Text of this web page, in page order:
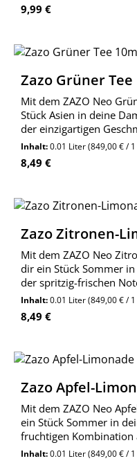
Regulärer Preis:
9,99 €
Zazo Grüner
Mit dem ZAZO Neo
Stück Asien in deine
der einzigartigen
ein unvergessliches
Inhalt:0.01 Liter(849,00 € /
Regulärer Preis:
8,49 €
Zazo Zitronen-
Mit dem ZAZO Neo
dir ein Stück Sommer
der spritzig-frischen
Zug.
Inhalt:0.01 Liter(849,00 € /
Regulärer Preis:
8,49 €
Zazo Apfel-
Mit dem ZAZO Neo
ein Stück Sommer in
fruchtigen Kombination
verzaubern und genieße
Inhalt:0.01 Liter(849,00 € /